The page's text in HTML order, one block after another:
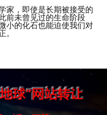
家，即使是长期被接受的
前未曾见过的生命阶段
小的化石也能迫使我们对